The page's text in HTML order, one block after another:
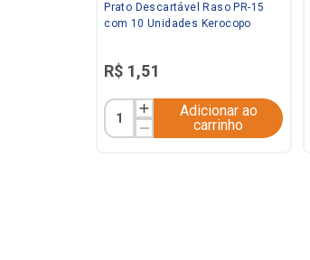
Prato Descartável Raso PR-15
com 10 Unidades Kerocopo
R$ 1,51
Adicionar ao
carrinho